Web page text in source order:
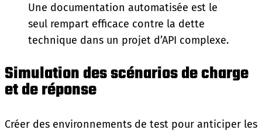
Une documentation automatisée est le
seul rempart efficace contre la dette
technique dans un projet d’API complexe.
Simulation des scénarios de charge
et de réponse
Créer des environnements de test pour anticiper les